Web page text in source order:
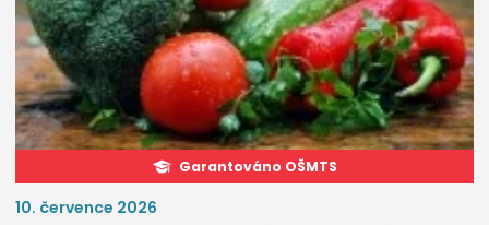
Garantováno OŠMTS
10. července 2026